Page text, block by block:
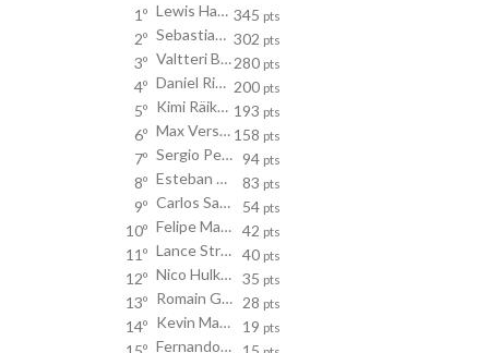
1º Lewis Hamilton 345 pts
2º Sebastian Vettel 302 pts
3º Valtteri Bottas280 pts
4º Daniel Ricciardo 200 pts
5º Kimi Räikkönen 193 pts
6º Max Verstappen 158 pts
7º Sergio Perez 94 pts
8º Esteban Ocon 83 pts
9º Carlos Sainz 54 pts
10º Felipe Massa 42 pts
11º Lance Stroll 40 pts
12º Nico Hulkenberg 35 pts
13º Romain Grosjean 28 pts
14º Kevin Magnussen 19 pts
Fernando Alonso